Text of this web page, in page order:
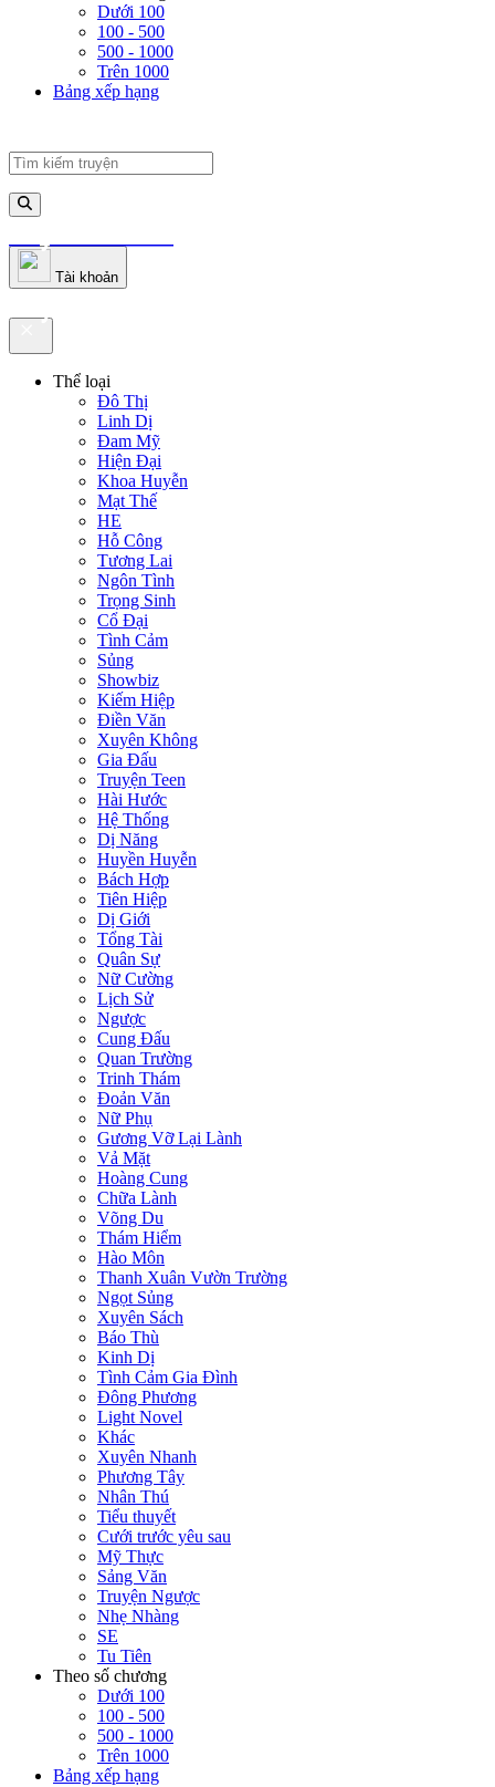
Dưới 100
100 - 500
500 - 1000
Trên 1000
Bảng xếp hạng
truyenfullz.com
Tài khoản
truyenfullz.com
Thể loại
Đô Thị
Linh Dị
Đam Mỹ
Hiện Đại
Khoa Huyễn
Mạt Thế
HE
Hỗ Công
Tương Lai
Ngôn Tình
Trọng Sinh
Cổ Đại
Tình Cảm
Sủng
Showbiz
Kiếm Hiệp
Điền Văn
Xuyên Không
Gia Đấu
Truyện Teen
Hài Hước
Hệ Thống
Dị Năng
Huyền Huyễn
Bách Hợp
Tiên Hiệp
Dị Giới
Tổng Tài
Quân Sự
Nữ Cường
Lịch Sử
Ngược
Cung Đấu
Quan Trường
Trinh Thám
Đoản Văn
Nữ Phụ
Gương Vỡ Lại Lành
Vả Mặt
Hoàng Cung
Chữa Lành
Võng Du
Thám Hiểm
Hào Môn
Thanh Xuân Vườn Trường
Ngọt Sủng
Xuyên Sách
Báo Thù
Kinh Dị
Tình Cảm Gia Đình
Đông Phương
Light Novel
Khác
Xuyên Nhanh
Phương Tây
Nhân Thú
Tiểu thuyết
Cưới trước yêu sau
Mỹ Thực
Sảng Văn
Truyện Ngược
Nhẹ Nhàng
SE
Tu Tiên
Theo số chương
Dưới 100
100 - 500
500 - 1000
Trên 1000
Bảng xếp hạng